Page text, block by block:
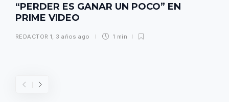
“PERDER ES GANAR UN POCO” EN
PRIME VIDEO
REDACTOR 1, 3 años ago 1 min